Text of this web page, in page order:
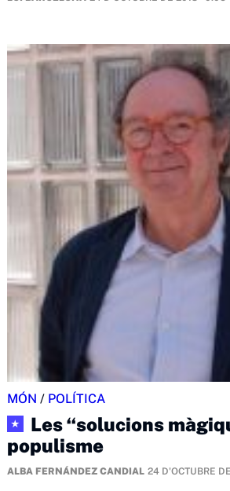
MÓN / POLÍTICA
★
Les “solucions
populisme
ALBA FERNÁNDEZ CANDIAL 24 D'OCTUBRE